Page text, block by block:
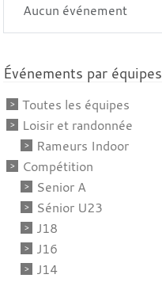
Aucun événement
Événements par équipes
Toutes les équipes
Loisir et randonnée
Rameurs Indoor
Compétition
Senior A
Sénior U23
J18
J16
J14